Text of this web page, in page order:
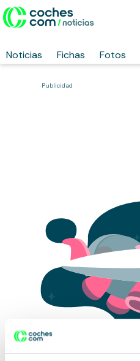
Noticias Fichas Fotos
Publicidad